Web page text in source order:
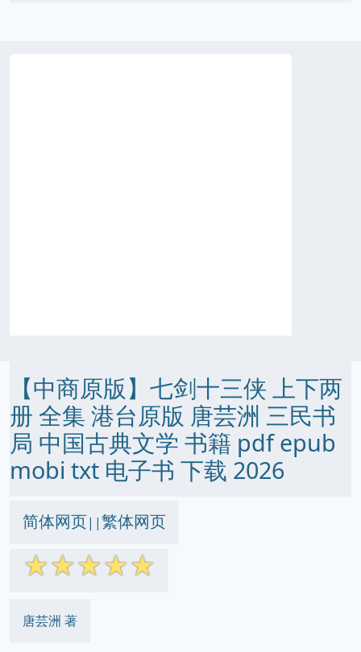
【中商原版】七剑十三侠 上下两
册 全集 港台原版 唐芸洲 三民书
局 中国古典文学 书籍 pdf epub
mobi txt 电子书 下载 2026
简体网页||繁体网页
☆☆☆☆☆
唐芸洲 著